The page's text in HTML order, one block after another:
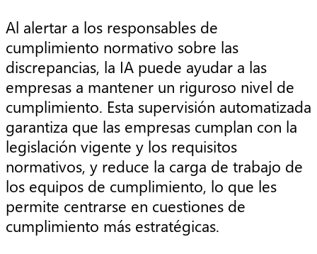
Al alertar a los responsables de
cumplimiento normativo sobre las
discrepancias, la IA puede ayudar a las
empresas a mantener un riguroso nivel de
cumplimiento. Esta supervisión automatizada
garantiza que las empresas cumplan con la
legislación vigente y los requisitos
normativos, y reduce la carga de trabajo de
los equipos de cumplimiento, lo que les
permite centrarse en cuestiones de
cumplimiento más estratégicas.